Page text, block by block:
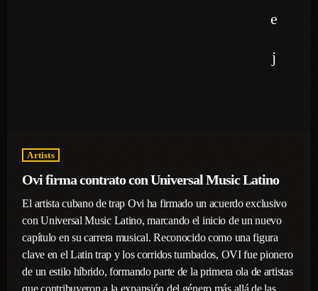
Artists
Ovi firma contrato con Universal Music Latino
El artista cubano de trap Ovi ha firmado un acuerdo exclusivo
con Universal Music Latino, marcando el inicio de un nuevo
capítulo en su carrera musical. Reconocido como una figura
clave en el Latin trap y los corridos tumbados, OVI fue pionero
de un estilo híbrido, formando parte de la primera ola de artistas